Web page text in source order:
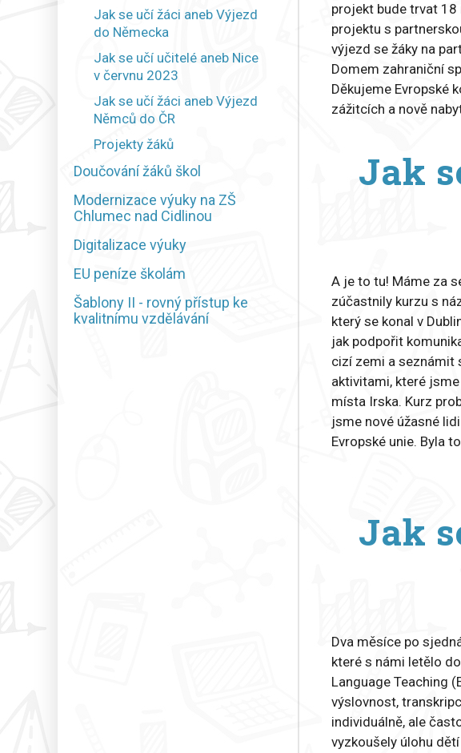
Jak se učí žáci aneb Výjezd
do Německa
Jak se učí učitelé aneb Nice
v červnu 2023
Jak se učí žáci aneb Výjezd
Němců do ČR
Projekty žáků
Doučování žáků škol
Modernizace výuky na ZŠ
Chlumec nad Cidlinou
Digitalizace výuky
EU peníze školám
Šablony II - rovný přístup ke
kvalitnímu vzdělávání
projekt bude trvat 18
projektu s
výjezd se žáky na
Domem zahraniční
Děkujeme Evropské
zážitcích a nově
Jak
A je to tu! Máme za
zúčastnily kurzu s
který se konal v
jak podpořit
cizí zemi a seznámit
aktivitami, které
místa Irska. Kurz
jsme nové úžasné
Evropské unie. Byla
Jak
Dva měsíce po
které s námi letělo
Language Teaching
výslovnost,
individuálně, ale
vyzkoušely úlohu